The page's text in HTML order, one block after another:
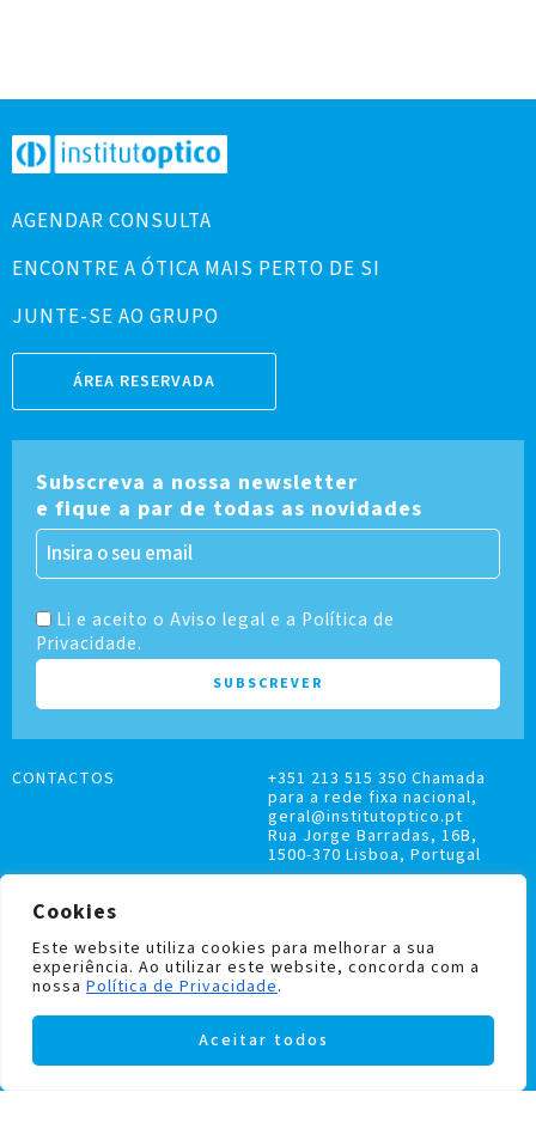
Cookies
Este website utiliza cookies para melhorar a sua
experiência. Ao utilizar este website, concorda com a
nossa Política de Privacidade.
Aceitar todos
AGENDAR CONSULTA
ENCONTRE A ÓTICA MAIS PERTO DE SI
JUNTE-SE AO GRUPO
ÁREA RESERVADA
Subscreva a nossa newsletter
e fique a par de todas as novidades
Li e aceito o Aviso legal e a Política de
Privacidade.
LIVRO DE RECLAMAÇÕES
POLÍTICA DE PRIVACIDADE E COOKIES
CONTACTOS
+351 213 515 350 Chamada
para a rede fixa nacional,
geral@institutoptico.pt
Rua Jorge Barradas, 16B,
1500-370 Lisboa, Portugal